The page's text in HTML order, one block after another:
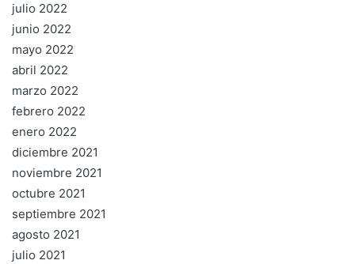
julio 2022
junio 2022
mayo 2022
abril 2022
marzo 2022
febrero 2022
enero 2022
diciembre 2021
noviembre 2021
octubre 2021
septiembre 2021
agosto 2021
julio 2021